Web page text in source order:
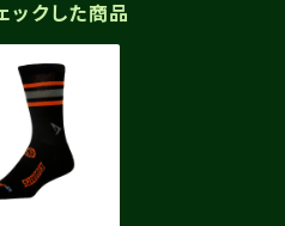
ックした商品